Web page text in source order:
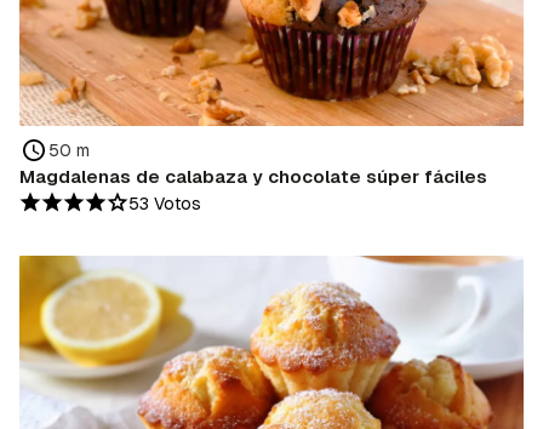
50 m
Magdalenas de calabaza y chocolate súper fáciles
53 Votos